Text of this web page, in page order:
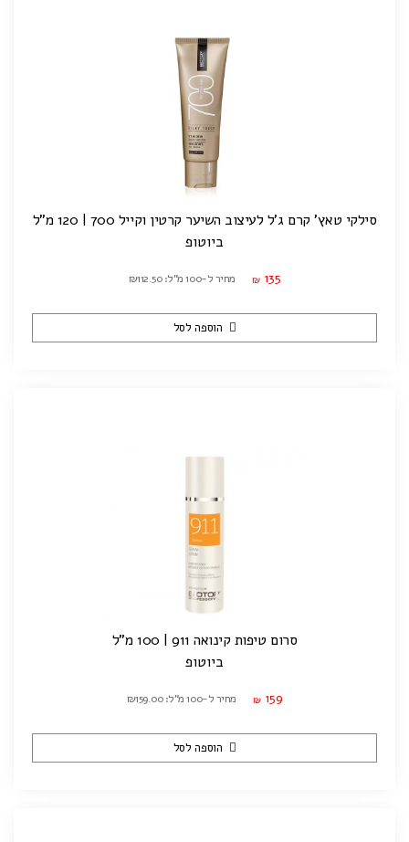
סילקי טאץ' קרם ג'ל לעיצוב השיער קרטין וקייל 700 | 120 מ"ל
ביוטופ
₪ 135 מחיר ל-100 מ"ל: ₪112.50
הוספה לסל
סרום טיפות קינואה 911 | 100 מ"ל
ביוטופ
₪ 159 מחיר ל-100 מ"ל: ₪159.00
הוספה לסל